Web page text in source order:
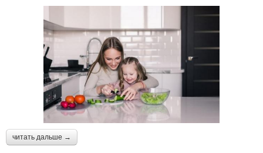
читать дальше →